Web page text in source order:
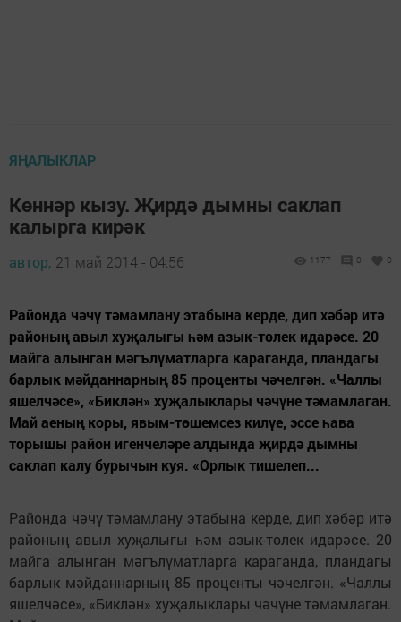
ЯҢАЛЫКЛАР
Көннәр кызу. Җирдә дымны саклап
калырга кирәк
автор, 21 май 2014 - 04:56 1177 0 0
Районда чәчү тәмамлану этабына керде, дип хәбәр итә
районың авыл хуҗалыгы һәм азык-төлек идарәсе. 20
майга алынган мәгълүматларга караганда, пландагы
барлык мәйданнарның 85 проценты чәчелгән. «Чаллы
яшелчәсе», «Биклән» хуҗалыклары чәчүне тәмамлаган.
Май аеның коры, явым-төшемсез килүе, эссе һава
торышы район игенчеләре алдында җирдә дымны
саклап калу бурычын куя. «Орлык тишелеп...
Районда чәчү тәмамлану этабына керде, дип хәбәр итә
районың авыл хуҗалыгы һәм азык-төлек идарәсе. 20
майга алынган мәгълүматларга караганда, пландагы
барлык мәйданнарның 85 проценты чәчелгән. «Чаллы
яшелчәсе», «Биклән» хуҗалыклары чәчүне тәмамлаган.